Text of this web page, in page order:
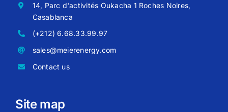
14, Parc d'activités Oukacha 1 Roches Noires,
Casablanca
(+212) 6.68.33.99.97
sales@meierenergy.com
Contact us
Site map